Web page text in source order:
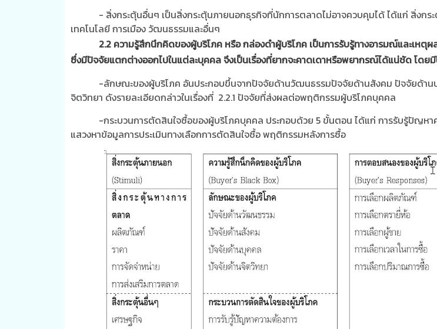
- สิ่งกระตุ้นอื่นๆ เป็นสิ่งกระตุ้นภายนอกธุรกิจที่นักการตลาดไม่อาจควบคุมได้ ได้แก่ สิ่งกร
เทคโนโลยี การเมือง วัฒนธรรมและอื่นๆ
2.2 ความรู้สึกนึกคิดของผู้บริโภค หรือ กล่องดำผู้บริโภค เป็นการรับรู้ทางอารมณ์และเหตุผ
ซึ่งมีปัจจัยแตกต่างออกไปในแต่ละบุคคล จึงเป็นเรื่องที่ยากจะคาดเดาหรือพยากรณ์ได้แน่ชัด โดย
-ลักษณะของผู้บริโภค อันประกอบขึ้นจากปัจจัยด้านวัฒนธรรมปัจจัยด้านสังคม ปัจจัยด้าน
จิตวิทยา ดังรายละเอียดกล่าวในเรื่องที่ 2.2.1 ปัจจัยที่ส่งผลต่อพฤติกรรมผู้บริโภคบุคคล
-กระบวนการตัดสินใจซื้อของผู้บริโภคบุคคล ประกอบด้วย 5 ขั้นตอน ได้แก่ การรับรู้ปัญหา
แสวงหาข้อมูลการประเมินทางเลือกการตัดสินใจซื้อ พฤติกรรมหลังการซื้อ